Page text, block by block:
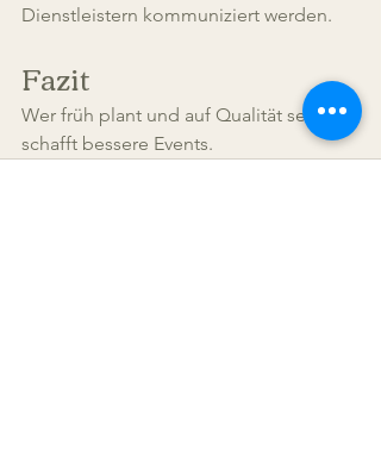
Dienstleistern kommuniziert werden.
Fazit
Wer früh plant und auf Qualität setzt,
schafft bessere Events.